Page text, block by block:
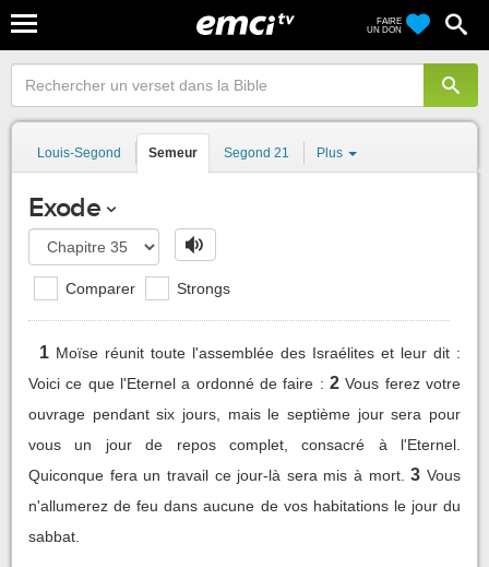
FAIRE
UN DON
Louis-Segond Semeur Segond 21 Plus
Exode
Comparer Strongs
1 Moïse réunit toute l'assemblée des Israélites et leur dit :
Voici ce que l'Eternel a ordonné de faire : 2 Vous ferez votre
ouvrage pendant six jours, mais le septième jour sera pour
vous un jour de repos complet, consacré à l'Eternel.
Quiconque fera un travail ce jour-là sera mis à mort. 3 Vous
n'allumerez de feu dans aucune de vos habitations le jour du
sabbat.